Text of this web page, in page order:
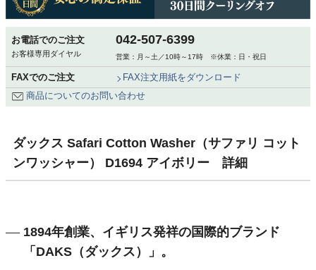
お電話でのご注文
お客様専用ダイヤル
042-507-6399
営業：月～土／10時～17時 ※休業：日・祝日
FAXでのご注文
FAX注文用紙をダウンロード
商品についてのお問い合わせ
ダックス Safari Cotton Washer（サファリ コット
ンワッシャー） D1694 アイボリー 詳細
1894年創業、イギリス発祥の国際的ブランド
「DAKS（ダックス）」。